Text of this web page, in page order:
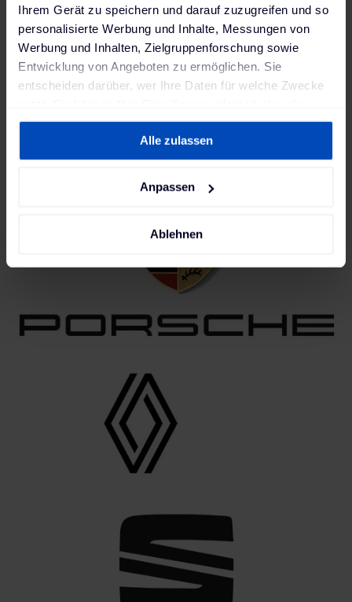
Ihrem Gerät zu speichern und darauf zuzugreifen und so
personalisierte Werbung und Inhalte, Messungen von
Werbung und Inhalten, Zielgruppenforschung sowie
Entwicklung von Angeboten zu ermöglichen. Sie
entscheiden darüber, wer Ihre Daten für welche Zwecke
Cookie-Erklärung oder durch Klicken auf das Privacy
Trigger Symbol ändern oder widerrufen
Wenn Sie es erlauben, würden wir auch gerne:
bestimmten Merkmalen (Fingerprinting) identifizieren
verarbeitet werden, und legen Sie Ihre Präferenzen im
Abschnitt Einzelheitenfest.
Wir verwenden Cookies, um Inhalte und Anzeigen zu
personalisieren, Funktionen für soziale Medien anbieten
zu können und die Zugriffe auf unsere Website zu
analysieren. Außerdem geben wir Informationen zu Ihrer
Verwendung unserer Website an unsere Partner für
soziale Medien, Werbung und Analysen weiter. Unsere
hast oder die sie im Rahmen deiner Nutzung der Dienste
gesammelt haben. Weitere Informationen findest du in
Datenschutzerklärungund unserem
Alle zulassen
Anpassen
Ablehnen